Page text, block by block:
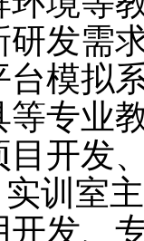
研发需
台模拟
等专业
目开发
实训室
开发、